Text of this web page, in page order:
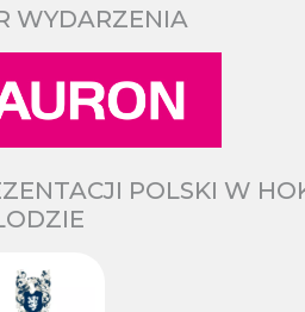
WYDARZENIA
POLSKI W